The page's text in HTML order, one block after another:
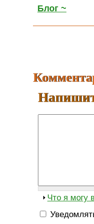
Блог ~
Что я могу